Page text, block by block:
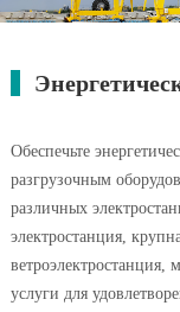
Обеспечьте
разгрузочным
различных
электростанция,
услуги для